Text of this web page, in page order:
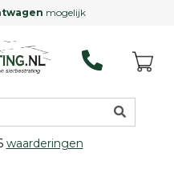
mogelijk
waarderingen